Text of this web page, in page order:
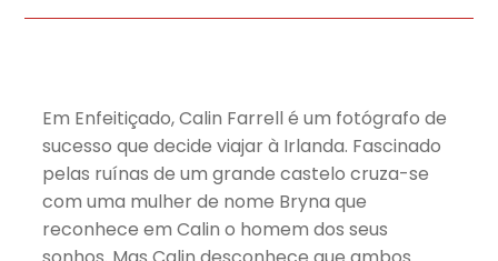
Em Enfeitiçado, Calin Farrell é um fotógrafo de
sucesso que decide viajar à Irlanda. Fascinado
pelas ruínas de um grande castelo cruza-se
com uma mulher de nome Bryna que
reconhece em Calin o homem dos seus